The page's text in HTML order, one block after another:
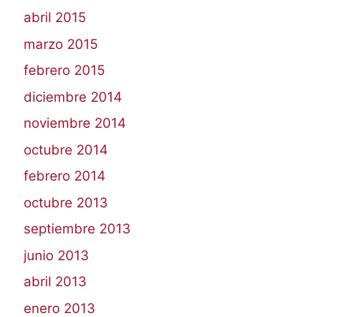
abril 2015
marzo 2015
febrero 2015
diciembre 2014
noviembre 2014
octubre 2014
febrero 2014
octubre 2013
septiembre 2013
junio 2013
abril 2013
enero 2013